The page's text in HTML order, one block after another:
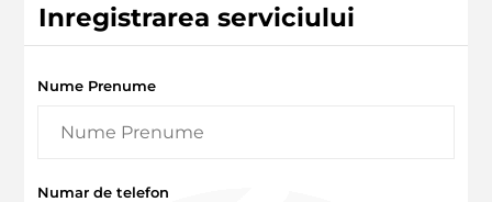
Inregistrarea serviciului
Nume Prenume
Numar de telefon